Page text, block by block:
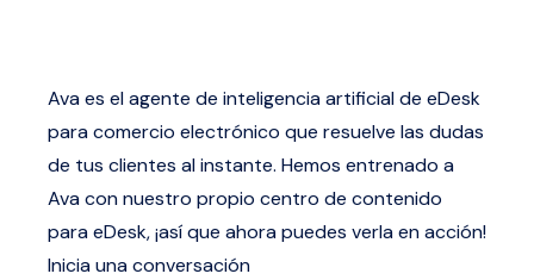
Ava es el agente de inteligencia artificial de eDesk
para comercio electrónico que resuelve las dudas
de tus clientes al instante. Hemos entrenado a
Ava con nuestro propio centro de contenido
para eDesk, ¡así que ahora puedes verla en acción!
Inicia una conversación